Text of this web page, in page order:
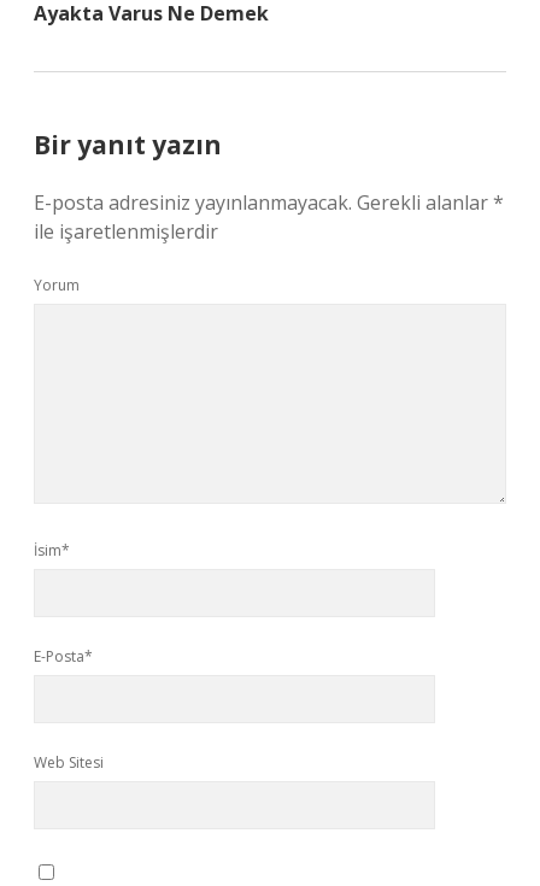
Ayakta Varus Ne Demek
Bir yanıt yazın
E-posta adresiniz yayınlanmayacak. Gerekli alanlar*
ile işaretlenmişlerdir
Yorum
İsim*
E-Posta*
Web Sitesi